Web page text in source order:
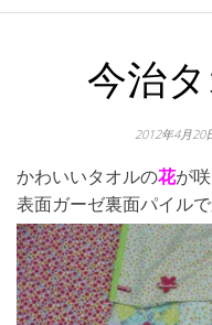
今治
2012年4月20
かわいいタオルの花が
表面ガーゼ裏面パイル